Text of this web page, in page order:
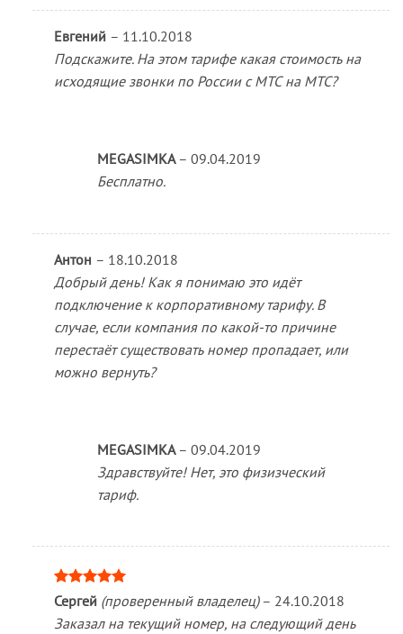
Евгений – 11.10.2018
Подскажите. На этом тарифе какая стоимость на
исходящие звонки по России с МТС на МТС?
MEGASIMKA – 09.04.2019
Бесплатно.
Антон – 18.10.2018
Добрый день! Как я понимаю это идёт
подключение к корпоративному тарифу. В
случае, если компания по какой-то причине
перестаёт существовать номер пропадает, или
можно вернуть?
MEGASIMKA – 09.04.2019
Здравствуйте! Нет, это физизческий
тариф.
Оценка5
из 5
Сергей (проверенный владелец) – 24.10.2018
Заказал на текущий номер, на следующий день